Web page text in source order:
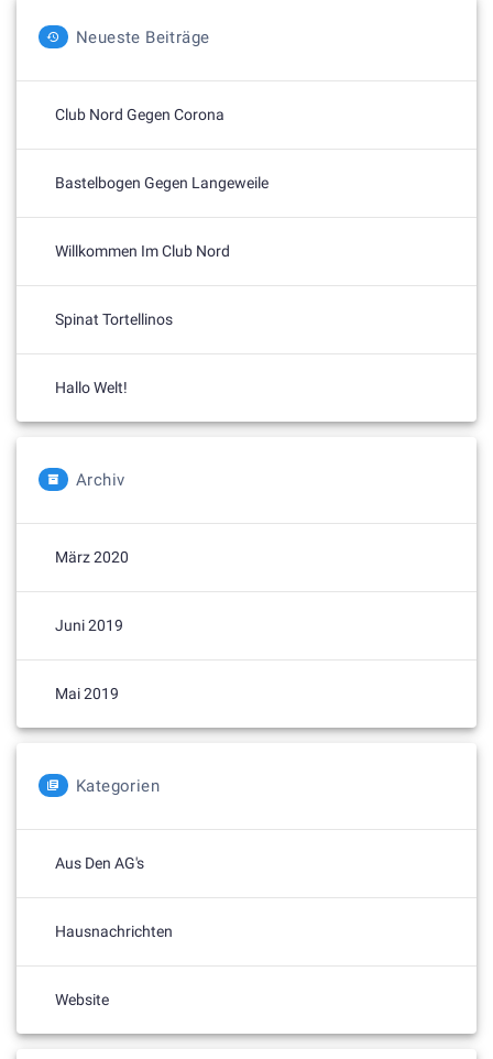
Neueste Beiträge
Club Nord Gegen Corona
Bastelbogen Gegen Langeweile
Willkommen Im Club Nord
Spinat Tortellinos
Hallo Welt!
Archiv
März 2020
Juni 2019
Mai 2019
Kategorien
Aus Den AG's
Hausnachrichten
Website